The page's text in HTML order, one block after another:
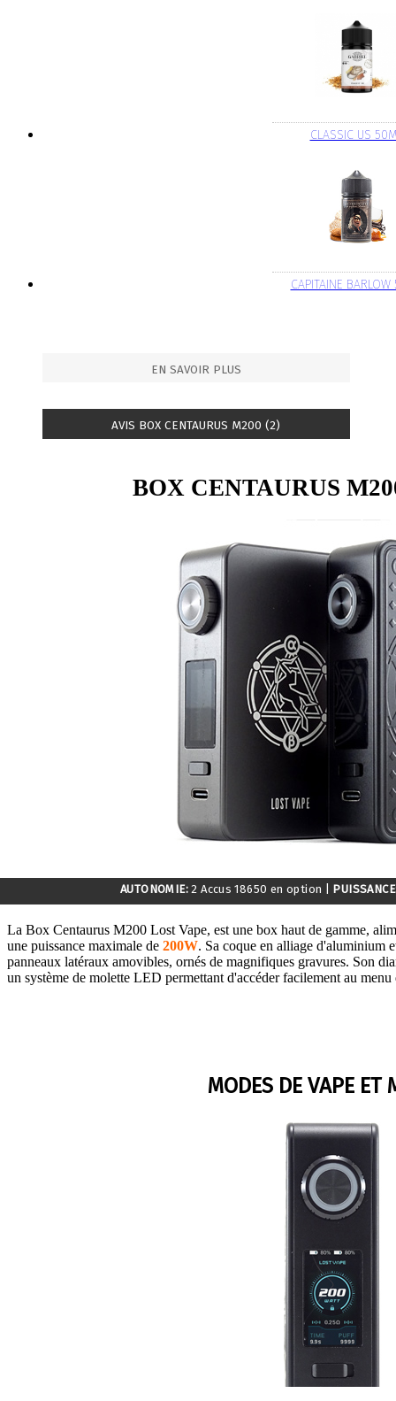
CLASSIC US
CAPITAINE
EN SAVOIR PLUS
AVIS BOX CENTAURUS M200 (2)
BOX CENTAURUS
AUTONOMIE:2 Accus 18650 en option
La Box Centaurus M200 Lost Vape, est une box haut de gamme,
une puissance maximale de 200W. Sa coque en alliage d'aluminium
panneaux latéraux amovibles, ornés de magnifiques gravures. Son
un système de molette LED permettant d'accéder facilement au menu
MODES DE VAPE ET